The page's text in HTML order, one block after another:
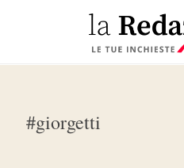
#giorgetti